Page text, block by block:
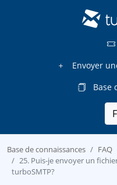
Envoyer
Base
Base de connaissances
FAQ
25. Puis-je envoyer un
turboSMTP?